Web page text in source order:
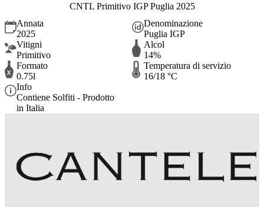
CNTL Primitivo IGP Puglia 2025
Annata
2025
Denominazione
Puglia IGP
Vitigni
Primitivo
Alcol
14%
Formato
0.75l
Temperatura di servizio
16/18 °C
Info
Contiene Solfiti - Prodotto
in Italia